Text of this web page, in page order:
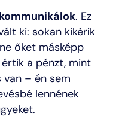
. Ez
ki: sokan kikérik
őket másképp
értik a pénzt, mint
van – én sem
lennének